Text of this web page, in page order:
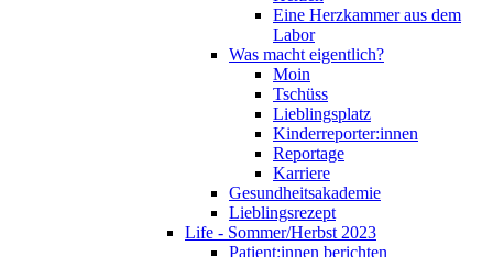
Eine Herzkammer aus dem
Labor
Was macht eigentlich?
Moin
Tschüss
Lieblingsplatz
Kinderreporter:innen
Reportage
Karriere
Gesundheitsakademie
Lieblingsrezept
Life - Sommer/Herbst 2023
Patient:innen berichten